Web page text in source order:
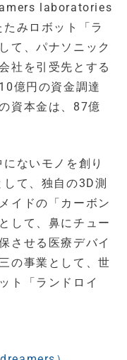
laboratories
みロボット「ラ
て、パナソニック
社を引受先とする
億円の資金調達
資本金は、87億
ないモノを創り
て、独自の3D測
イドの「カーボン
して、鼻にチュー
させる医療デバイ
の事業として、世
ト「ランドロイ